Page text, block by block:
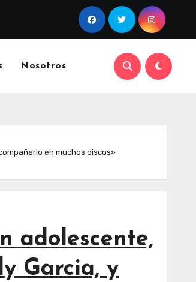
Nosotros
en muchos discos»
adolescente,
Garcia, y